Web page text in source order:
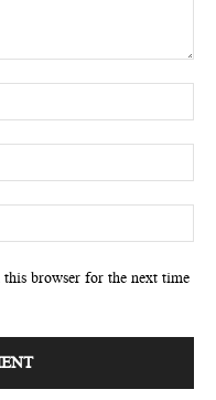
this browser for the next time